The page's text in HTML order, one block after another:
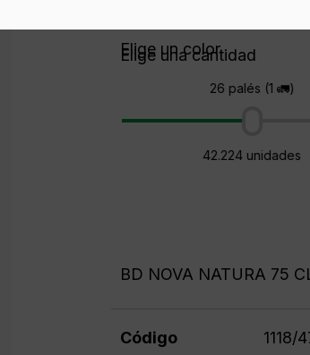
Elige una cantidad
26 palés (1 🚛)
42.224 unidades
Elige un color
BD NOVA NATURA 75
Código 1118/